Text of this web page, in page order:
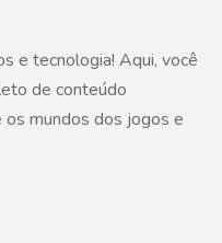
e tecnologia! Aqui, você
de conteúdo
mundos dos jogos e